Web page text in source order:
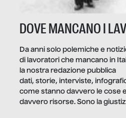
DOVE MANCANO I
Da anni solo polemiche e
di lavoratori che mancano in
la nostra redazione pubblica
dati, storie, interviste,
come stanno davvero le cose
davvero risorse. Sono la